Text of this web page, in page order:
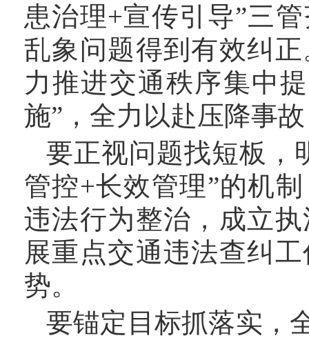
患治理+宣传引导”三
乱象问题得到有效纠
力推进交通秩序集中
施”，全力以赴压降事
要正视问题找短板，
管控+长效管理”的机
违法行为整治，成立
展重点交通违法查纠
势。
要锚定目标抓落实，